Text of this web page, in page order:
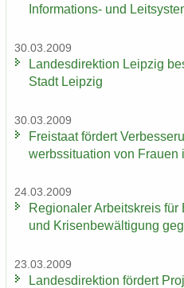
Informations-​ und
30.03.2009
Lan­des­di­rek­ti­on Leip­zig
Stadt Leip­zig
30.03.2009
Frei­staat för­dert
werbs­si­tua­ti­on von Frau­en
24.03.2009
Re­gio­na­ler Ar­beits­kreis
und Kri­sen­be­wäl­ti­gung
23.03.2009
Lan­des­di­rek­ti­on för­dert